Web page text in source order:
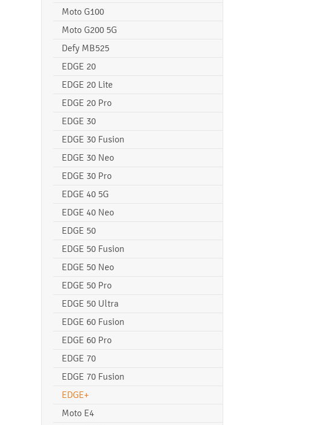
Moto G100
Moto G200 5G
Defy MB525
EDGE 20
EDGE 20 Lite
EDGE 20 Pro
EDGE 30
EDGE 30 Fusion
EDGE 30 Neo
EDGE 30 Pro
EDGE 40 5G
EDGE 40 Neo
EDGE 50
EDGE 50 Fusion
EDGE 50 Neo
EDGE 50 Pro
EDGE 50 Ultra
EDGE 60 Fusion
EDGE 60 Pro
EDGE 70
EDGE 70 Fusion
EDGE+
Moto E4